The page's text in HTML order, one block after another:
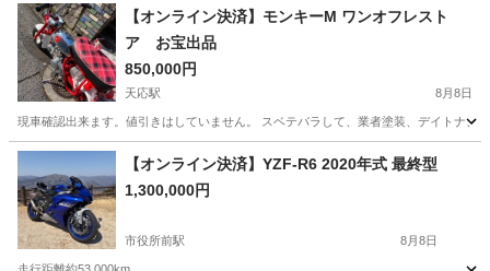
広島 東広島市 安浦駅 ホンダ インジェクション
【オンライン決済】モンキーM ワンオフレスト
ア お宝出品
850,000円
天応駅 8月8日
現車確認出来ます。値引きはしていません。 スベテバラして、業者塗装、デイトナ
広島 呉市 天応駅 ホンダ 12v
【オンライン決済】YZF-R6 2020年式 最終型
1,300,000円
市役所前駅 8月8日